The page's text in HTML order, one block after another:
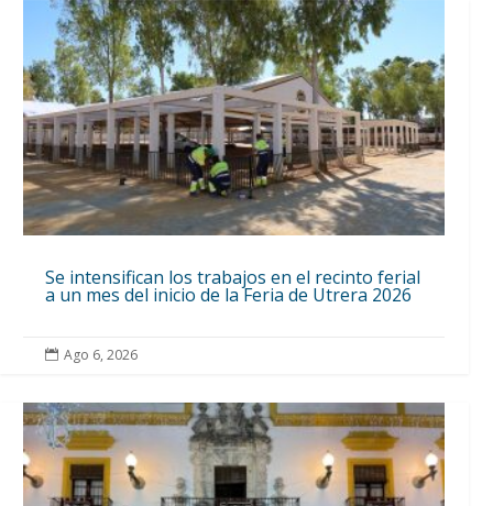
Se intensifican los trabajos en el recinto ferial
a un mes del inicio de la Feria de Utrera 2026
 Ago 6, 2026